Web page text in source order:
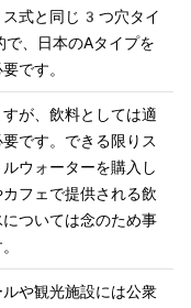
ス式と同じ3つ穴タイ
で、日本のAタイプを
です。
が、飲料としては適
です。できる限りス
ウォーターを購入し
フェで提供される飲
ついては念のため事
や観光施設には公衆